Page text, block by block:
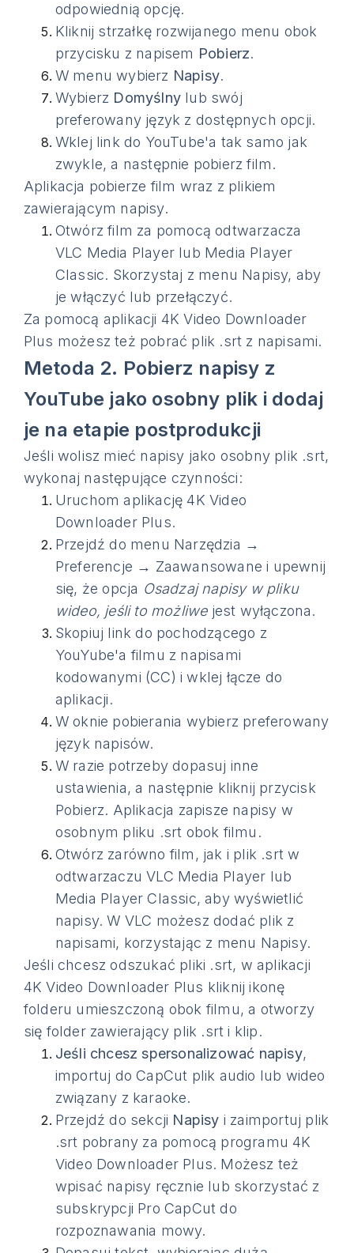
odpowiednią opcję.
Kliknij strzałkę rozwijanego menu obok
przycisku z napisem Pobierz.
W menu wybierz Napisy.
Wybierz Domyślny lub swój
preferowany język z dostępnych opcji.
Wklej link do YouTube'a tak samo jak
zwykle, a następnie pobierz film.
Aplikacja pobierze film wraz z plikiem
zawierającym napisy.
Otwórz film za pomocą odtwarzacza
VLC Media Player lub Media Player
Classic. Skorzystaj z menu Napisy, aby
je włączyć lub przełączyć.
Za pomocą aplikacji 4K Video Downloader
Plus możesz też pobrać plik .srt z napisami.
Metoda 2. Pobierz napisy z
YouTube jako osobny plik i dodaj
je na etapie postprodukcji
Jeśli wolisz mieć napisy jako osobny plik .srt,
wykonaj następujące czynności:
Uruchom aplikację 4K Video
Downloader Plus.
Przejdź do menu Narzędzia →
Preferencje → Zaawansowane i upewnij
się, że opcja Osadzaj napisy w pliku
wideo, jeśli to możliwejest wyłączona.
Skopiuj link do pochodzącego z
YouYube'a filmu z napisami
kodowanymi (CC) i wklej łącze do
aplikacji.
W oknie pobierania wybierz preferowany
język napisów.
W razie potrzeby dopasuj inne
ustawienia, a następnie kliknij przycisk
Pobierz. Aplikacja zapisze napisy w
osobnym pliku .srt obok filmu.
Otwórz zarówno film, jak i plik .srt w
odtwarzaczu VLC Media Player lub
Media Player Classic, aby wyświetlić
napisy. W VLC możesz dodać plik z
napisami, korzystając z menu Napisy.
Jeśli chcesz odszukać pliki .srt, w aplikacji
4K Video Downloader Plus kliknij ikonę
folderu umieszczoną obok filmu, a otworzy
się folder zawierający plik .srt i klip.
Jeśli chcesz spersonalizować napisy,
importuj do CapCut plik audio lub wideo
związany z karaoke.
Przejdź do sekcji Napisy i zaimportuj plik
.srt pobrany za pomocą programu 4K
Video Downloader Plus. Możesz też
wpisać napisy ręcznie lub skorzystać z
subskrypcji Pro CapCut do
rozpoznawania mowy.